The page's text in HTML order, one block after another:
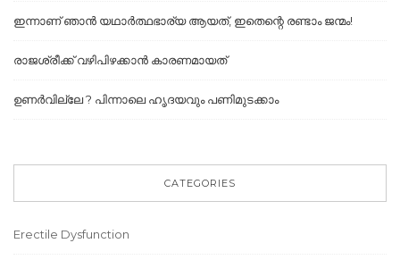
ഇന്നാണ് ഞാൻ യഥാർത്ഥഭാര്യ ആയത്, ഇതെന്റെ രണ്ടാം ജന്മം!
രാജശ്രീക്ക് വഴിപിഴക്കാൻ കാരണമായത്
ഉണർവില്ലേ ? പിന്നാലെ ഹൃദയവും പണിമുടക്കാം
CATEGORIES
Erectile Dysfunction